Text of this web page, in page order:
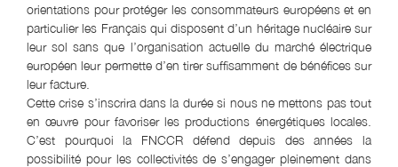
orientations pour protéger les consommateurs européens et en
particulier les Français qui disposent d’un héritage nucléaire sur
leur sol sans que l’organisation actuelle du marché électrique
européen leur permette d’en tirer suffisamment de bénéfices sur
leur facture.
Cette crise s’inscrira dans la durée si nous ne mettons pas tout
en œuvre pour favoriser les productions énergétiques locales.
C’est pourquoi la FNCCR défend depuis des années la
possibilité pour les collectivités de s’engager pleinement dans